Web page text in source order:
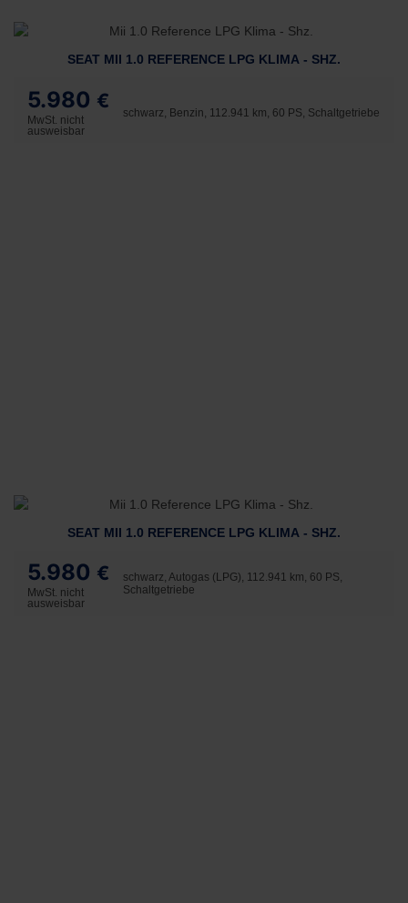
SEAT MII 1.0 REFERENCE LPG KLIMA - SHZ.
5.980 €
MwSt. nicht
ausweisbar
schwarz, Benzin, 112.941 km, 60 PS, Schaltgetriebe
SEAT MII 1.0 REFERENCE LPG KLIMA - SHZ.
5.980 €
MwSt. nicht
ausweisbar
schwarz, Autogas (LPG), 112.941 km, 60 PS,
Schaltgetriebe